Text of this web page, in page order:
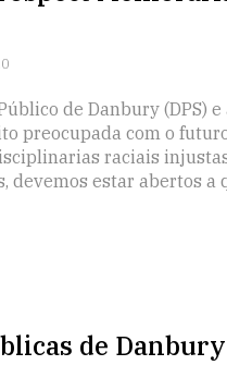
de Danbury (DPS)
preocupada com o
raciais
devemos estar abertos a
de